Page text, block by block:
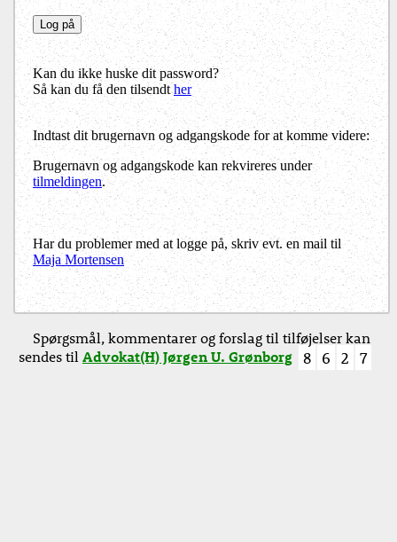
Kan du ikke huske dit password?
Så kan du få den tilsendther
Indtast dit brugernavn og adgangskode for at komme videre:
Brugernavn og adgangskode kan rekvireres under
tilmeldingen.
Har du problemer med at logge på, skriv evt. en mail til
Maja Mortensen
Spørgsmål, kommentarer og forslag til tilføjelser kan
sendes tilAdvokat(H) Jørgen U. Grønborg 8 6 2 7